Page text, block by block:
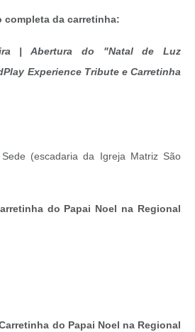
completa da carretinha:
| Abertura do "Natal de Luz
Experience Tribute e Carretinha
(escadaria da Igreja Matriz São
do Papai Noel na Regional
do Papai Noel na Regional